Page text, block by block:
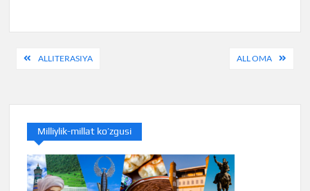
PostALLITERASIYA ALL OMA
Milliylik-millat ko’zgusi